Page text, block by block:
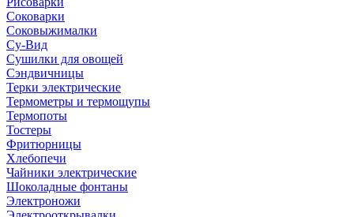
Соковарки
Соковыжималки
Су-Вид
Сушилки для овощей
Сэндвичницы
Терки электрические
Термометры и термощупы
Термопоты
Тостеры
Фритюрницы
Хлебопечи
Чайники электрические
Шоколадные фонтаны
Электроножи